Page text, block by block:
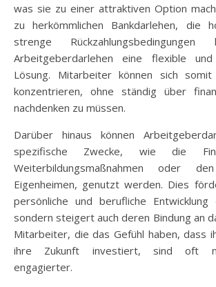
was sie zu einer attraktiven Option
zu herkömmlichen Bankdarlehen, die
strenge
Arbeitgeberdarlehen eine flexible und
Lösung. Mitarbeiter können sich
konzentrieren, ohne ständig über
nachdenken zu müssen.
Darüber hinaus können
spezifische Zwecke, wie die
Weiterbildungsmaßnahmen oder
Eigenheimen, genutzt werden. Dies
persönliche und berufliche
sondern steigert auch deren Bindung an
Mitarbeiter, die das Gefühl haben, dass
ihre Zukunft investiert, sind oft
engagierter.